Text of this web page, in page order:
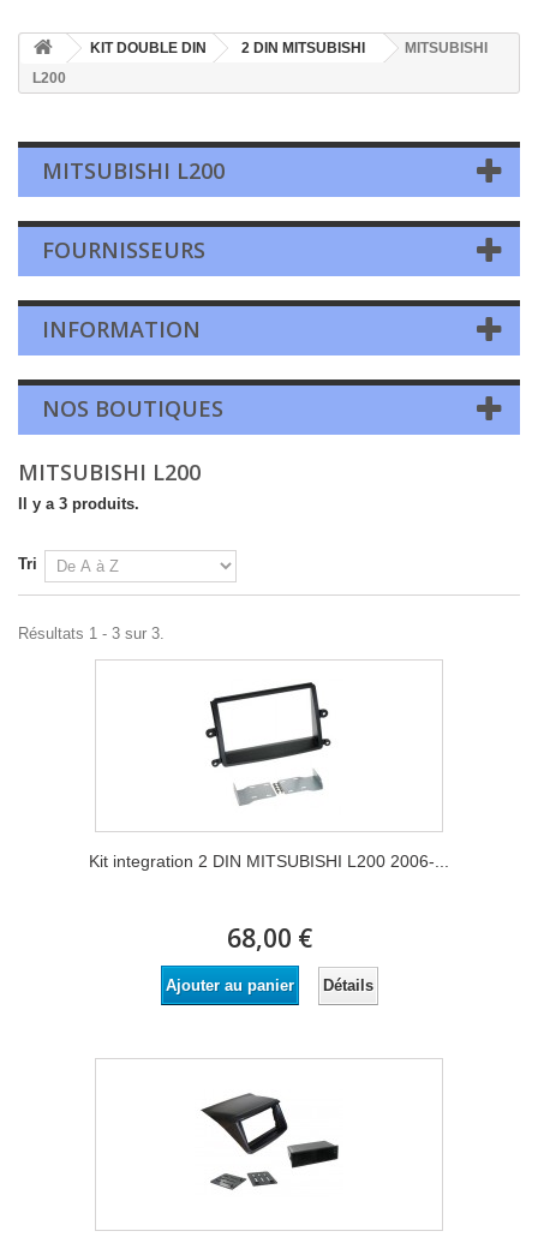
KIT DOUBLE DIN 2 DIN MITSUBISHI
MITSUBISHI
L200
MITSUBISHI L200
FOURNISSEURS
INFORMATION
NOS BOUTIQUES
MITSUBISHI L200
Il y a 3 produits.
Tri
Résultats 1 - 3 sur 3.
Kit integration 2 DIN MITSUBISHI L200 2006-...
68,00 €
Ajouter au panier Détails